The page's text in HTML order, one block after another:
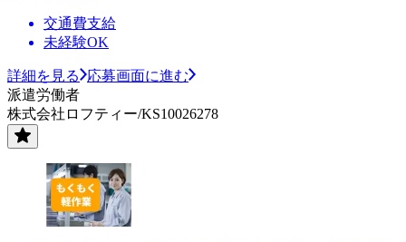
交通費支給
未経験OK
詳細を見る
応募画面に進む
派遣労働者
株式会社ロフティー/KS10026278